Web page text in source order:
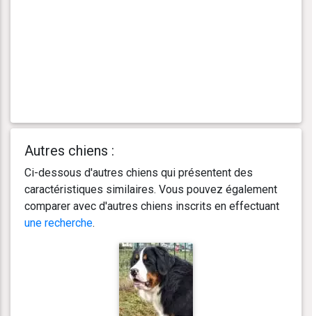
Autres chiens :
Ci-dessous d'autres chiens qui présentent des
caractéristiques similaires. Vous pouvez également
comparer avec d'autres chiens inscrits en effectuant
une recherche.